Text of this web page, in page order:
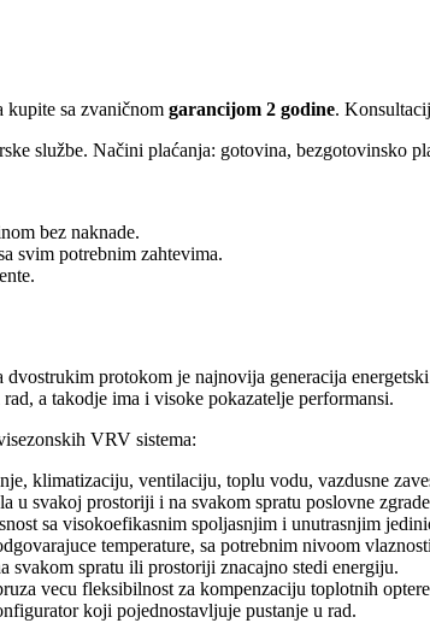
sa zvaničnom garancijom 2 godine.
službe. Načini plaćanja: gotovina, bezgotovinsko
bez naknade.
svim potrebnim zahtevima.
protokom je najnovija generacija
a takodje ima i visoke pokazatelje performansi.
VRV sistema:
klimatizaciju, ventilaciju, toplu vodu, vazdusne
u svakoj prostoriji i na svakom spratu poslovne
sa visokoefikasnim spoljasnjim i unutrasnjim
temperature, sa potrebnim nivoom
svakom spratu ili prostoriji znacajno stedi energiju.
vecu fleksibilnost za kompenzaciju toplotnih
koji pojednostavljuje pustanje u rad.